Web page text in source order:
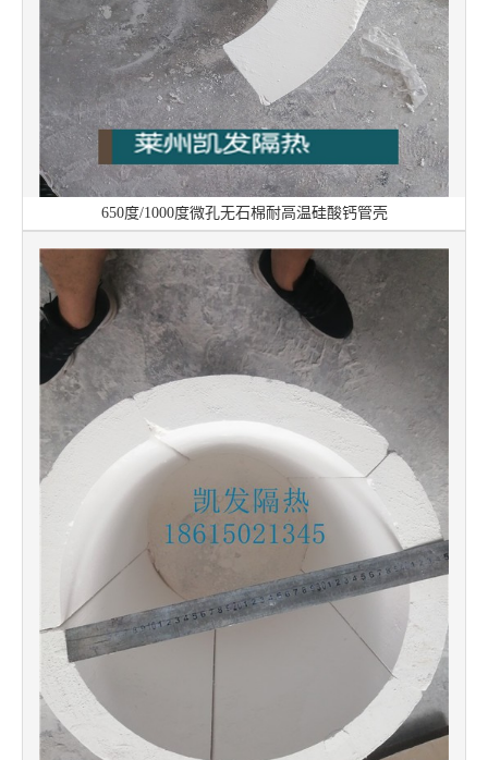
650度/1000度微孔无石棉耐高温硅酸钙管壳